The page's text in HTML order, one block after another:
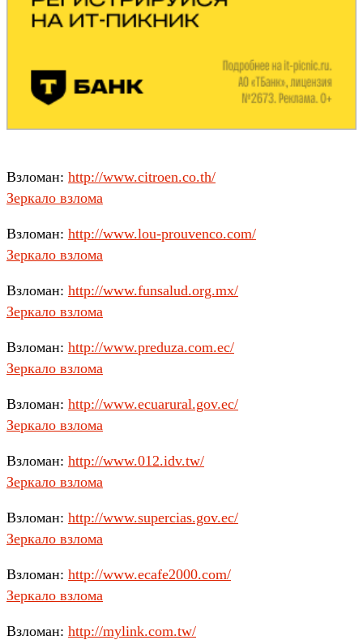
Взломан: http://www.citroen.co.th/
Зеркало взлома
Взломан: http://www.lou-prouvenco.com/
Зеркало взлома
Взломан: http://www.funsalud.org.mx/
Зеркало взлома
Взломан: http://www.preduza.com.ec/
Зеркало взлома
Взломан: http://www.ecuarural.gov.ec/
Зеркало взлома
Взломан: http://www.012.idv.tw/
Зеркало взлома
Взломан: http://www.supercias.gov.ec/
Зеркало взлома
Взломан: http://www.ecafe2000.com/
Зеркало взлома
Взломан: http://mylink.com.tw/